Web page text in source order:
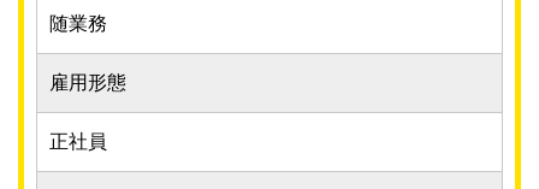
随業務
雇用形態
正社員